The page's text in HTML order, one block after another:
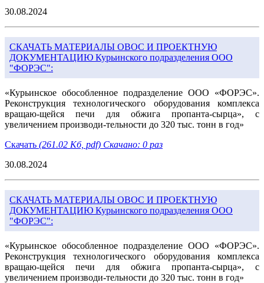
30.08.2024
СКАЧАТЬ МАТЕРИАЛЫ ОВОС И ПРОЕКТНУЮ
ДОКУМЕНТАЦИЮ Курьинского подразделения ООО
"ФОРЭС":
«Курьинское обособленное подразделение ООО «ФОРЭС».
Реконструкция технологического оборудования комплекса
вращаю-щейся печи для обжига пропанта-сырца», с
увеличением производи-тельности до 320 тыс. тонн в год»
Скачать (261.02 Кб, pdf) Скачано: 0 раз
30.08.2024
СКАЧАТЬ МАТЕРИАЛЫ ОВОС И ПРОЕКТНУЮ
ДОКУМЕНТАЦИЮ Курьинского подразделения ООО
"ФОРЭС":
«Курьинское обособленное подразделение ООО «ФОРЭС».
Реконструкция технологического оборудования комплекса
вращаю-щейся печи для обжига пропанта-сырца», с
увеличением производи-тельности до 320 тыс. тонн в год»